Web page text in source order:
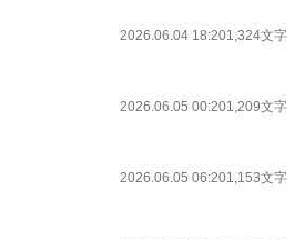
2026.06.04 18:201,324文字
2026.06.05 00:201,209文字
2026.06.05 06:201,153文字